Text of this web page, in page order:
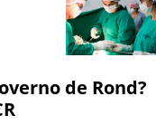
de Rond?